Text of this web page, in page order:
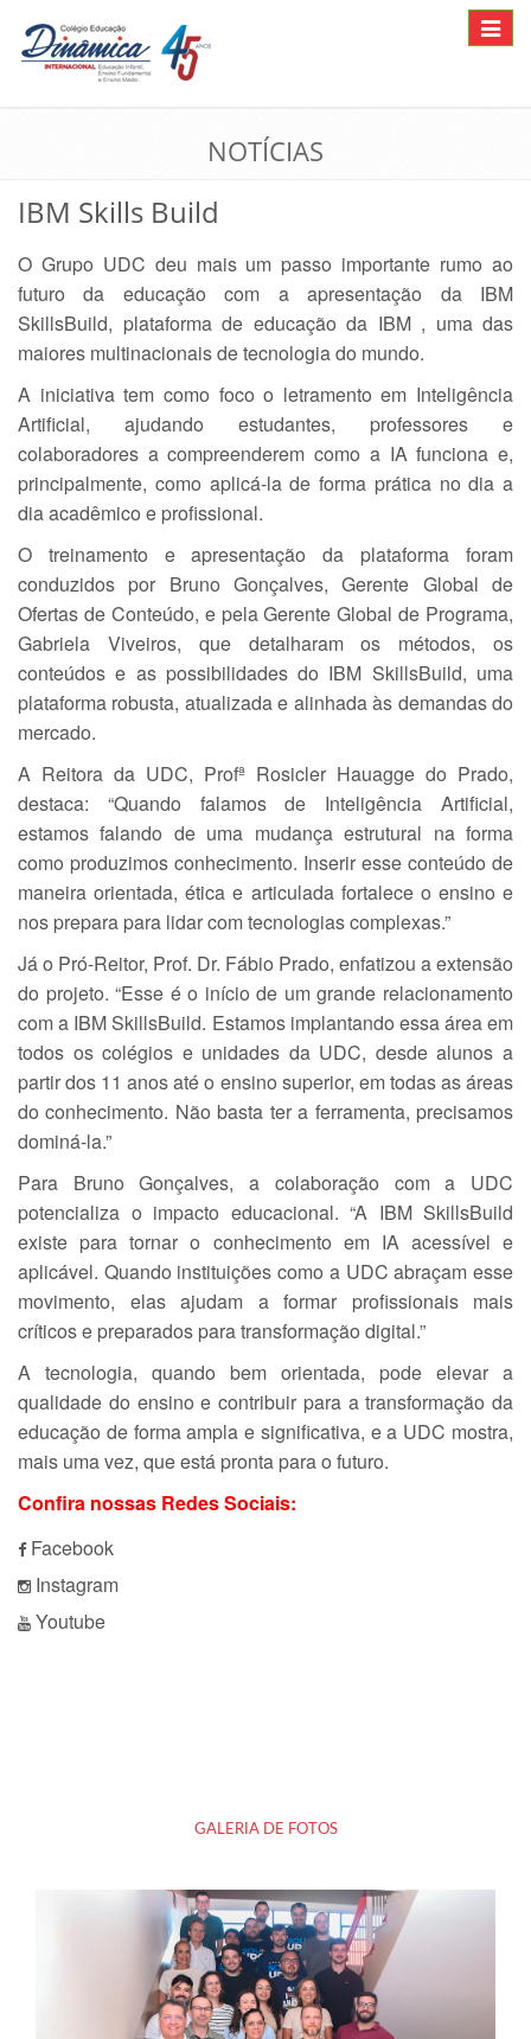
Toggle
NOTÍCIAS
IBM Skills Build
O Grupo UDC deu mais um passo importante rumo ao
futuro da educação com a apresentação da IBM
SkillsBuild, plataforma de educação da IBM , uma das
maiores multinacionais de tecnologia do mundo.
A iniciativa tem como foco o letramento em Inteligência
Artificial, ajudando estudantes, professores e
colaboradores a compreenderem como a IA funciona e,
principalmente, como aplicá-la de forma prática no dia a
dia acadêmico e profissional.
O treinamento e apresentação da plataforma foram
conduzidos por Bruno Gonçalves, Gerente Global de
Ofertas de Conteúdo, e pela Gerente Global de Programa,
Gabriela Viveiros, que detalharam os métodos, os
conteúdos e as possibilidades do IBM SkillsBuild, uma
plataforma robusta, atualizada e alinhada às demandas do
mercado.
A Reitora da UDC, Profª Rosicler Hauagge do Prado,
destaca: “Quando falamos de Inteligência Artificial,
estamos falando de uma mudança estrutural na forma
como produzimos conhecimento. Inserir esse conteúdo de
maneira orientada, ética e articulada fortalece o ensino e
nos prepara para lidar com tecnologias complexas.”
Já o Pró-Reitor, Prof. Dr. Fábio Prado, enfatizou a extensão
do projeto. “Esse é o início de um grande relacionamento
com a IBM SkillsBuild. Estamos implantando essa área em
todos os colégios e unidades da UDC, desde alunos a
partir dos 11 anos até o ensino superior, em todas as áreas
do conhecimento. Não basta ter a ferramenta, precisamos
dominá-la.”
Para Bruno Gonçalves, a colaboração com a UDC
potencializa o impacto educacional. “A IBM SkillsBuild
existe para tornar o conhecimento em IA acessível e
aplicável. Quando instituições como a UDC abraçam esse
movimento, elas ajudam a formar profissionais mais
críticos e preparados para transformação digital.”
A tecnologia, quando bem orientada, pode elevar a
qualidade do ensino e contribuir para a transformação da
educação de forma ampla e significativa, e a UDC mostra,
mais uma vez, que está pronta para o futuro.
Confira nossas Redes Sociais:
Facebook
Instagram
Youtube
GALERIA DE FOTOS